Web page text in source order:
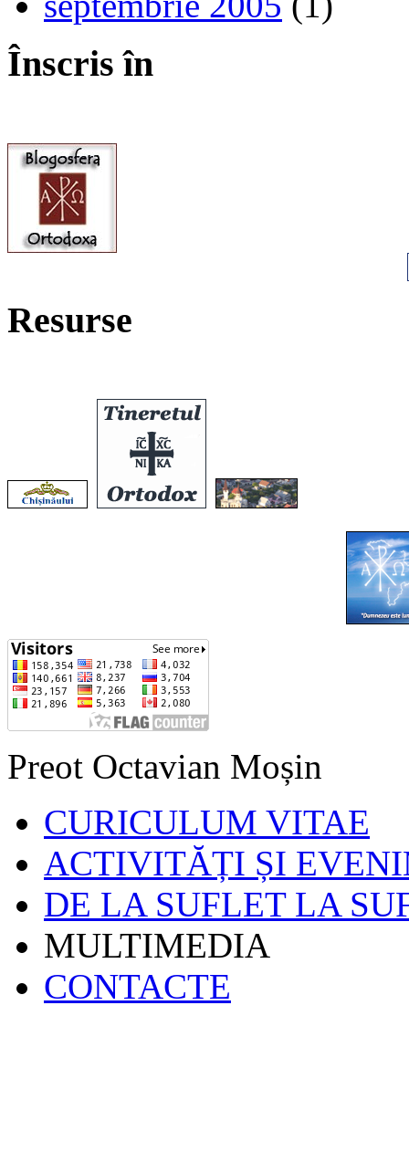
Înscris în
Resurse
Preot Octavian Moșin
CURICULUM VITAE
ACTIVITĂȚI ȘI
DE LA SUFLET LA
MULTIMEDIA
CONTACTE